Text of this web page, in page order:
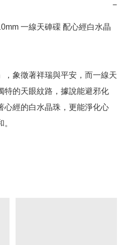
−
一線天硨磲 配心經白水晶
，象徵著祥瑞與平安，而一線天
特的天眼紋路，據說能避邪化
心經的白水晶珠，更能淨化心